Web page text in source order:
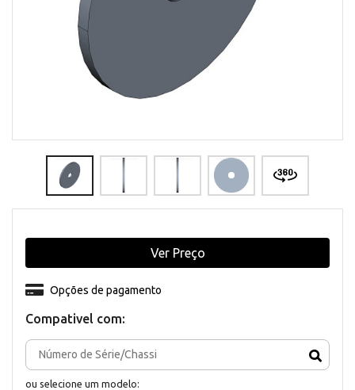
Compativel com:
ou selecione um modelo:
Opções de pagamento
Ver Preço